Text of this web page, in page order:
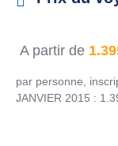
A partir de
par personne,
JANVIER 2015 :